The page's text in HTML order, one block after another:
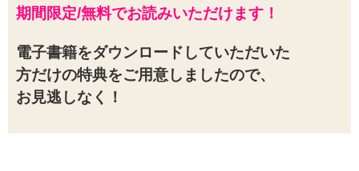
期間限定/無料でお読みいただけます！
電子書籍をダウンロードしていただいた
方だけの特典をご用意しましたので、
お見逃しなく！